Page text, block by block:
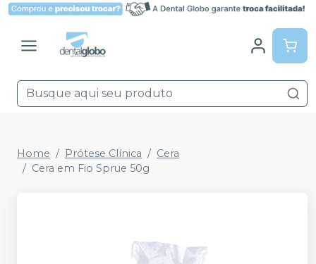
Home Prótese Clínica
Cera
Cera em Fio Sprue 50g